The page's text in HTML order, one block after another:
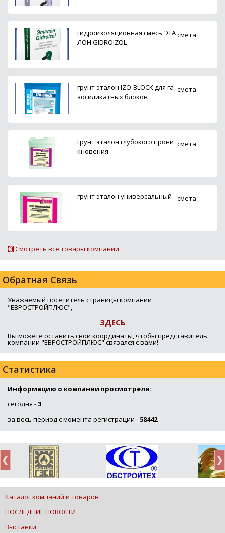
гидроизоляционная смесь ЭТА
ЛОН GIDROIZOL
смета
грунт эталон IZO-BLOCK для га
зосиликатных блоков
смета
грунт эталон глубокого прони
кновения
смета
грунт эталон универсальный смета
Смотреть все товары компании
Обратная Связь
Уважаемый посетитель страницы компании
"ЕВРОСТРОЙПЛЮС",
ЗДЕСЬ
Вы можете оставить свои координаты, чтобы представитель
компании "ЕВРОСТРОЙПЛЮС" связался с вами!
Статистика
Информацию о компании просмотрели:
сегодня -3
за весь период с момента регистрации - 58442
Каталог компаний и товаров
ПОСЛЕДНИЕ НОВОСТИ
Выставки